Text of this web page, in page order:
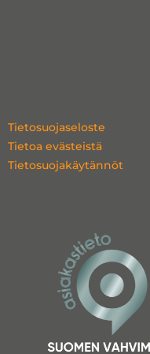
Tietosuojaseloste
Tietoa evästeistä
Tietosuojakäytännöt